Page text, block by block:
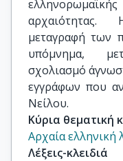
μεταγραφή των
υπόμνημα,
σχολιασμό
εγγράφων που
Νείλου.
Κύρια θεματική
Αρχαία ελληνική
Λέξεις-κλειδιά